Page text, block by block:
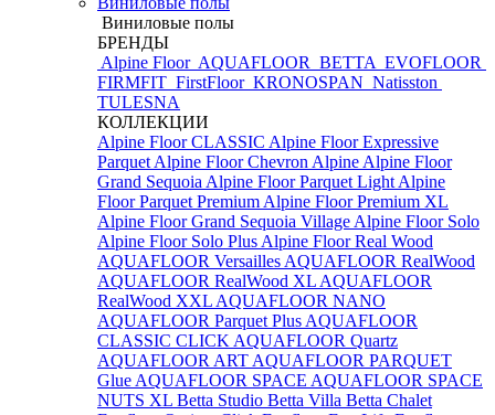
Виниловые полы
БРЕНДЫ
Alpine Floor AQUAFLOOR BETTA EVOFLOOR
FIRMFIT FirstFloor KRONOSPAN Natisston
TULESNA
КОЛЛЕКЦИИ
Alpine Floor CLASSIC Alpine Floor Expressive
Parquet Alpine Floor Chevron Alpine Alpine Floor
Grand Sequoia Alpine Floor Parquet Light Alpine
Floor Parquet Premium Alpine Floor Premium XL
Alpine Floor Grand Sequoia Village Alpine Floor Solo
Alpine Floor Solo Plus Alpine Floor Real Wood
AQUAFLOOR Versailles AQUAFLOOR RealWood
AQUAFLOOR RealWood XL AQUAFLOOR
RealWood XXL AQUAFLOOR NANO
AQUAFLOOR Parquet Plus AQUAFLOOR
CLASSIC CLICK AQUAFLOOR Quartz
AQUAFLOOR ART AQUAFLOOR PARQUET
Glue AQUAFLOOR SPACE AQUAFLOOR SPACE
NUTS XL Betta Studio Betta Villa Betta Chalet